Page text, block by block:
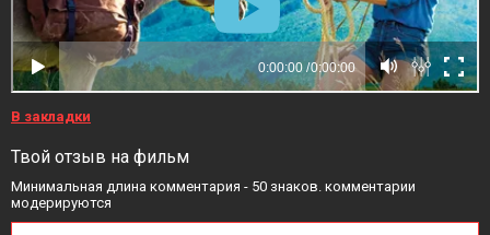
В закладки
Твой отзыв на фильм
Минимальная длина комментария - 50 знаков. комментарии
модерируются